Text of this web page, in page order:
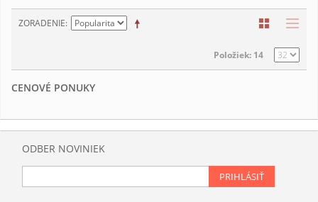
ZORADENIE
Položiek: 14
CENOVÉ PONUKY
ODBER NOVINIEK
PRIHLÁSIŤ